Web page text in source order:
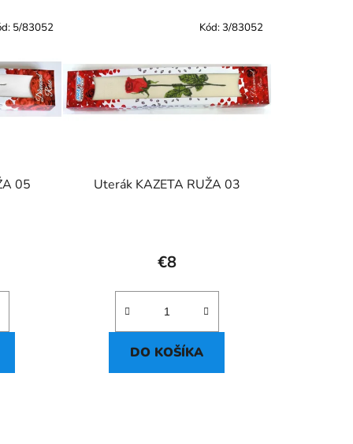
05
5/83052
Uterák KAZETA RUŽA 03
€8
DO KOŠÍKA
Kód:3/83052